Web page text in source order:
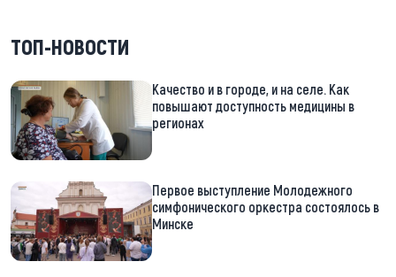
ТОП-НОВОСТИ
Качество и в городе, и на селе. Как
повышают доступность медицины в
регионах
Первое выступление Молодежного
симфонического оркестра состоялось в
Минске